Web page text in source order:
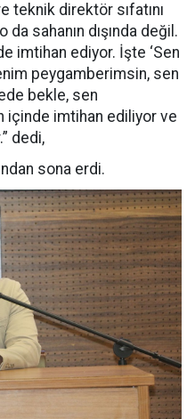
teknik direktör sıfatını
sahanın dışında değil.
imtihan ediyor. İşte ‘Sen
peygamberimsin, sen
bekle, sen
içinde imtihan ediliyor ve
dedi,
sona erdi.